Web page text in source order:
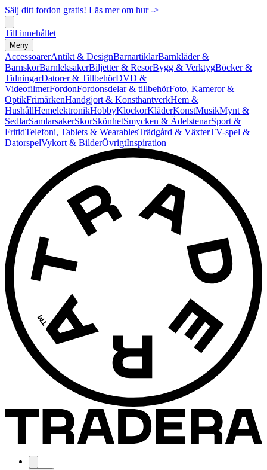
Sälj ditt fordon gratis! Läs mer om hur ->
Till innehållet
Meny
AccessoarerAntikt & DesignBarnartiklarBarnkläder &
BarnskorBarnleksakerBiljetter & ResorBygg & VerktygBöcker &
TidningarDatorer & TillbehörDVD &
VideofilmerFordonFordonsdelar & tillbehörFoto, Kameror &
OptikFrimärkenHandgjort & KonsthantverkHem &
HushållHemelektronikHobbyKlockorKläderKonstMusikMynt &
SedlarSamlarsakerSkorSkönhetSmycken & ÄdelstenarSport &
FritidTelefoni, Tablets & WearablesTrädgård & VäxterTV-spel &
DatorspelVykort & BilderÖvrigtInspiration